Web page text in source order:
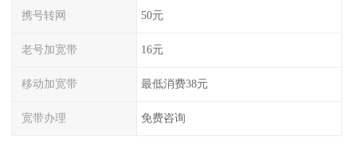
携号转网 50元
老号加宽带 16元
移动加宽带 最低消费38元
宽带办理 免费咨询